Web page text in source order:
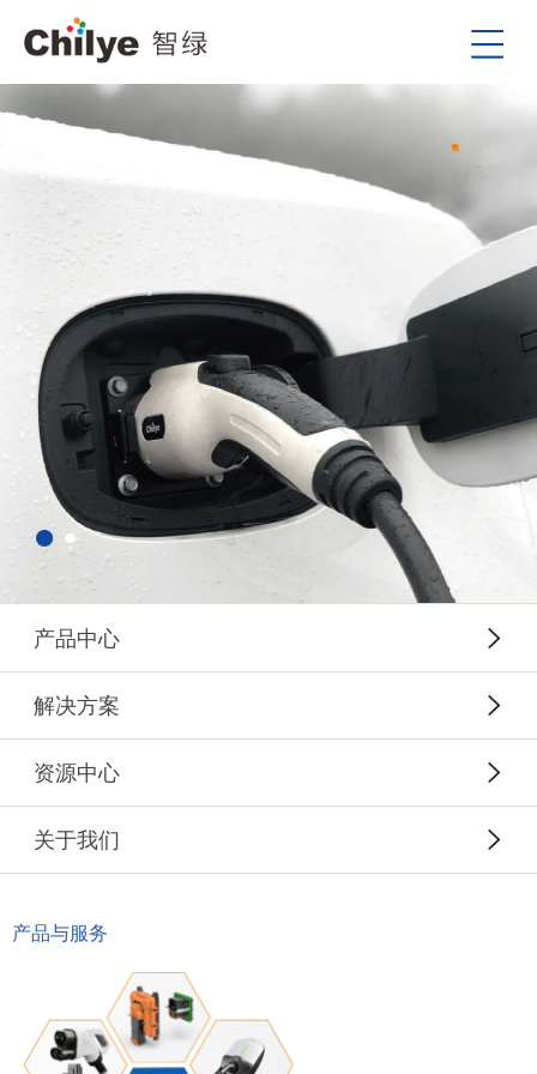
产品中心
解决方案
资源中心
关于我们
产品与服务